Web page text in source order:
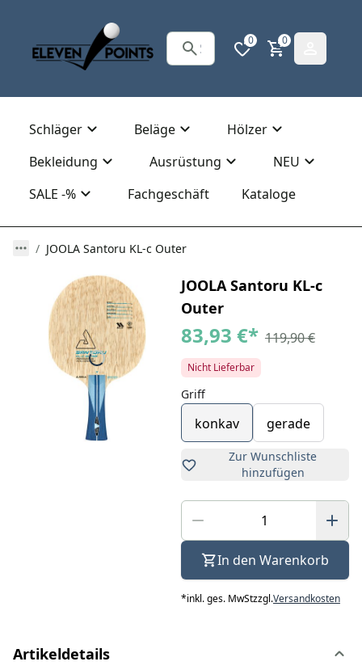
0 0
Schläger Beläge
Hölzer
Bekleidung
Ausrüstung
NEU
SALE -%
Fachgeschäft Kataloge
JOOLA Santoru KL-c Outer
JOOLA Santoru KL-c
Outer
83,93 €* 119,90 €
Nicht Lieferbar
Griff
konkav gerade
Zur Wunschliste
hinzufügen
In den Warenkorb
*inkl. ges. MwStzzgl.Versandkosten
Artikeldetails